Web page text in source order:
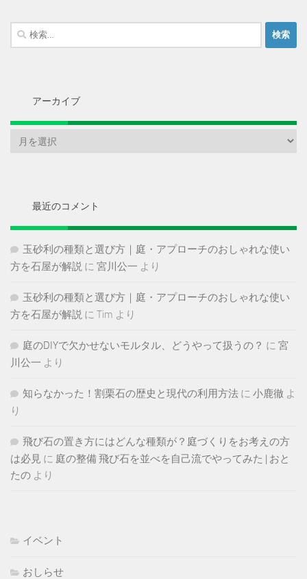
検
索:
アーカイブ
最近のコメント
玉砂利の種類と選び方｜庭・アプローチのおしゃれな使い
方を石屋が解説 に 宮川公一 より
玉砂利の種類と選び方｜庭・アプローチのおしゃれな使い
方を石屋が解説 に Tim より
庭のDIYで欠かせないモルタル、どうやって扱うの？ に 宮
川公一 より
知らなかった！割栗石の歴史と現代の利用方法 に 小鹿徹 よ
り
飛び石の置き方にはどんな種類が？庭づくりをお考えの方
は必見 に 庭の整備 飛び石を並べを自己流でやってみた | おと
たの より
イベント
おしらせ